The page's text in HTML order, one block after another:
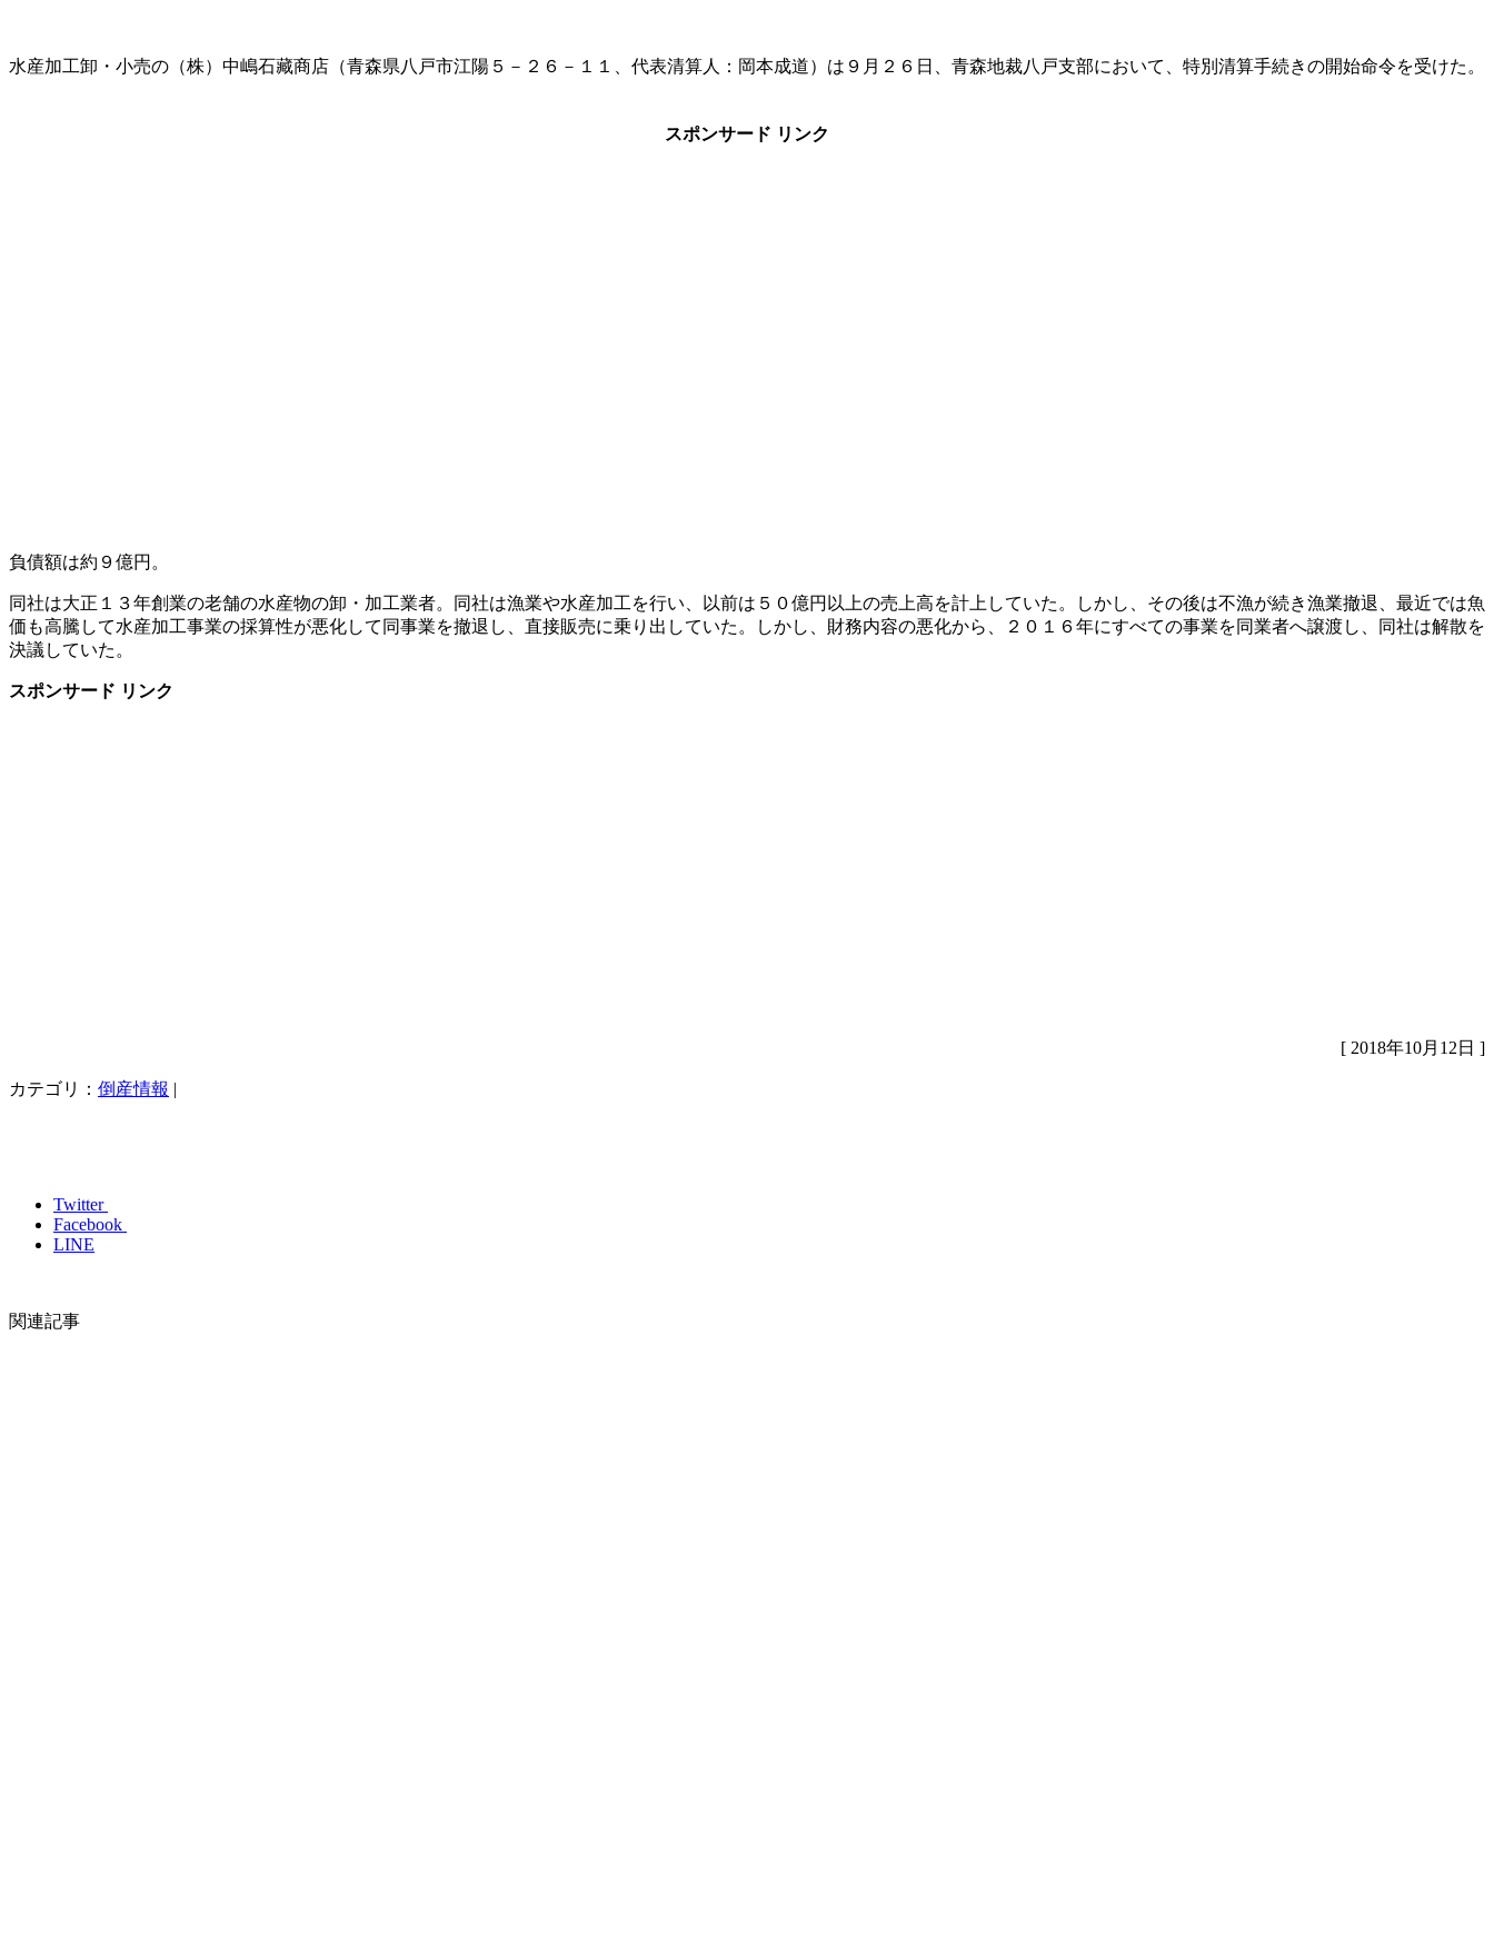
水産加工卸・小売の（株）中嶋石藏商店（青森県八戸市江陽５－２６－１１、代表清算人：岡本成道）は９月２６日、青森地裁八戸支部において、特別清算手続きの開始命令を受けた。
スポンサード リンク
負債額は約９億円。
同社は大正１３年創業の老舗の水産物の卸・加工業者。同社は漁業や水産加工を行い、以前は５０億円以上の売上高を計上していた。しかし、その後は不漁が続き漁業撤退、最近では魚
価も高騰して水産加工事業の採算性が悪化して同事業を撤退し、直接販売に乗り出していた。しかし、財務内容の悪化から、２０１６年にすべての事業を同業者へ譲渡し、同社は解散を
決議していた。
スポンサード リンク
[ 2018年10月12日 ]
カテゴリ： 倒産情報 |
Twitter
Facebook
LINE
関連記事